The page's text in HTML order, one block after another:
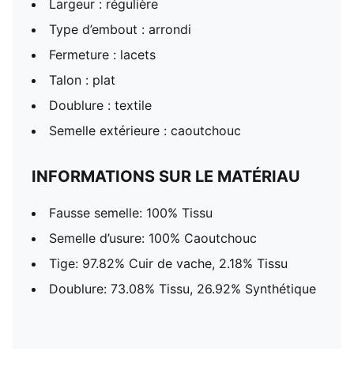
Largeur : régulière
Type d’embout : arrondi
Fermeture : lacets
Talon : plat
Doublure : textile
Semelle extérieure : caoutchouc
INFORMATIONS SUR LE MATÉRIAU
Fausse semelle: 100% Tissu
Semelle d’usure: 100% Caoutchouc
Tige: 97.82% Cuir de vache, 2.18% Tissu
Doublure: 73.08% Tissu, 26.92% Synthétique